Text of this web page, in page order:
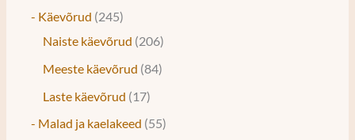
- Käevõrud 245
Naiste käevõrud 206
Meeste käevõrud 84
Laste käevõrud
17
- Malad ja kaelakeed 55